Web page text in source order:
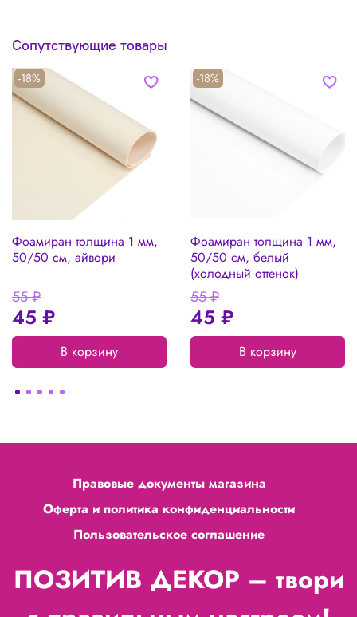
Сопутствующие товары
-18%
Фоамиран толщина 1 мм,
50/50 см, айвори
55 ₽
45 ₽
В корзину
-18%
Фоамиран толщина 1 мм,
50/50 см, белый
(холодный оттенок)
55 ₽
45 ₽
В корзину
Правовые документы магазина
Оферта и политика конфиденциальности
Пользовательское соглашение
ПОЗИТИВ ДЕКОР – твори